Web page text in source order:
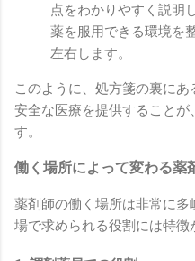
点をわかりやすく説明
薬を服用できる環境を
左右します。
このように、処方箋の裏にあ
安全な医療を提供することが
す。
働く場所によって変わる薬
薬剤師の働く場所は非常に
場で求められる役割には特徴